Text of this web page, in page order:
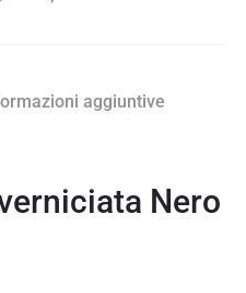
aggiuntive
Nero